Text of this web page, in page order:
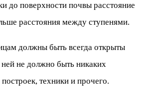
до поверхности почвы расстояние
расстояния между ступенями.
должны быть всегда открыты
не должно быть никаких
техники и прочего.